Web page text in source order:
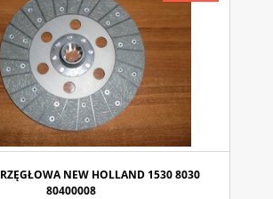
NEW HOLLAND 1530 8030
80400008